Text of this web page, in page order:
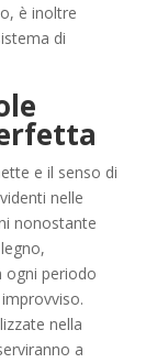
è inoltre
di
e il senso di
nelle
nonostante
ogni periodo
nella
a